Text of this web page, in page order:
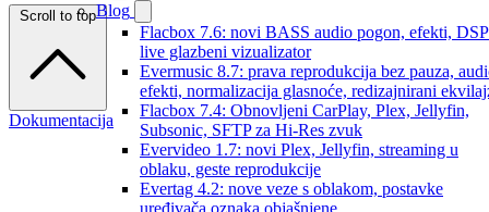
Blog
Flacbox 7.6: novi BASS audio pogon, efekti,
live glazbeni vizualizator
Evermusic 8.7: prava reprodukcija bez pauza,
efekti, normalizacija glasnoće, redizajnirani
Flacbox 7.4: Obnovljeni CarPlay, Plex, Jellyfin,
Subsonic, SFTP za Hi-Res zvuk
Evervideo 1.7: novi Plex, Jellyfin, streaming u
oblaku, geste reprodukcije
Evertag 4.2: nove veze s oblakom, postavke
uređivača oznaka objašnjene
Scroll to top
Dokumentacija